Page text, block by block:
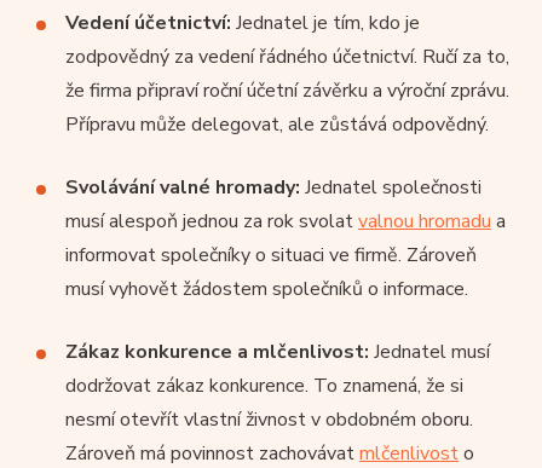
Vedení účetnictví: Jednatel je tím, kdo je
zodpovědný za vedení řádného účetnictví. Ručí za to,
že firma připraví roční účetní závěrku a výroční zprávu.
Přípravu může delegovat, ale zůstává odpovědný.
Svolávání valné hromady: Jednatel společnosti
musí alespoň jednou za rok svolatvalnou hromadu a
informovat společníky o situaci ve firmě. Zároveň
musí vyhovět žádostem společníků o informace.
Zákaz konkurence a mlčenlivost: Jednatel musí
dodržovat zákaz konkurence. To znamená, že si
nesmí otevřít vlastní živnost v obdobném oboru.
Zároveň má povinnost zachovávatmlčenlivosto